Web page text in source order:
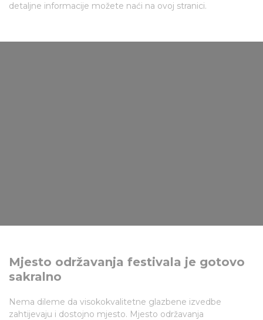
detaljne informacije možete naći na ovoj stranici.
Mjesto održavanja festivala je gotovo
sakralno
Nema dileme da visokokvalitetne glazbene izvedbe
zahtijevaju i dostojno mjesto. Mjesto održavanja